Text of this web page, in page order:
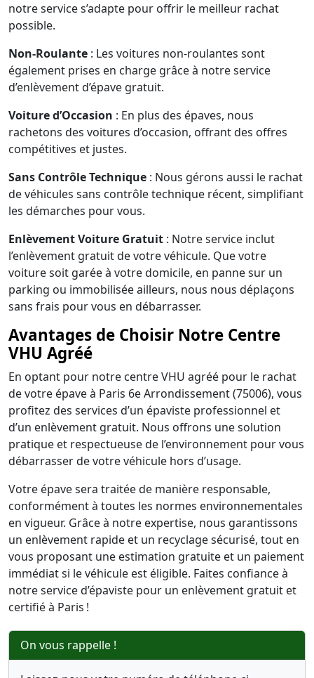
notre service s’adapte pour offrir le meilleur rachat
possible.
Non-Roulante : Les voitures non-roulantes sont
également prises en charge grâce à notre service
d’enlèvement d’épave gratuit.
Voiture d’Occasion : En plus des épaves, nous
rachetons des voitures d’occasion, offrant des offres
compétitives et justes.
Sans Contrôle Technique : Nous gérons aussi le rachat
de véhicules sans contrôle technique récent, simplifiant
les démarches pour vous.
Enlèvement Voiture Gratuit : Notre service inclut
l’enlèvement gratuit de votre véhicule. Que votre
voiture soit garée à votre domicile, en panne sur un
parking ou immobilisée ailleurs, nous nous déplaçons
sans frais pour vous en débarrasser.
Avantages de Choisir Notre Centre
VHU Agréé
En optant pour notre centre VHU agréé pour le rachat
de votre épave à Paris 6e Arrondissement (75006), vous
profitez des services d’un épaviste professionnel et
d’un enlèvement gratuit. Nous offrons une solution
pratique et respectueuse de l’environnement pour vous
débarrasser de votre véhicule hors d’usage.
Votre épave sera traitée de manière responsable,
conformément à toutes les normes environnementales
en vigueur. Grâce à notre expertise, nous garantissons
un enlèvement rapide et un recyclage sécurisé, tout en
vous proposant une estimation gratuite et un paiement
immédiat si le véhicule est éligible. Faites confiance à
notre service d’épaviste pour un enlèvement gratuit et
certifié à Paris !
On vous rappelle !